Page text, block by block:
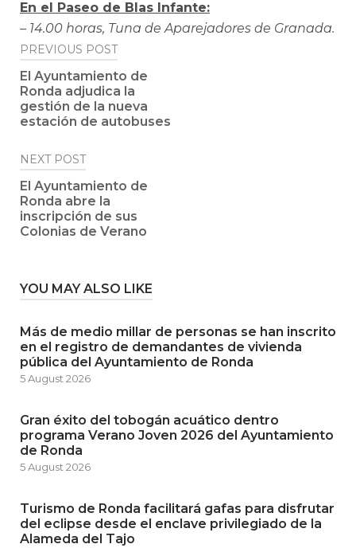
En el Paseo de Blas Infante:
– 14.00 horas, Tuna de Aparejadores de Granada.
Post
navigation
PREVIOUS POST
El Ayuntamiento de
Ronda adjudica la
gestión de la nueva
estación de autobuses
NEXT POST
El Ayuntamiento de
Ronda abre la
inscripción de sus
Colonias de Verano
YOU MAY ALSO LIKE
Más de medio millar de personas se han inscrito
en el registro de demandantes de vivienda
pública del Ayuntamiento de Ronda
5 August 2026
Gran éxito del tobogán acuático dentro
programa Verano Joven 2026 del Ayuntamiento
de Ronda
5 August 2026
Turismo de Ronda facilitará gafas para disfrutar
del eclipse desde el enclave privilegiado de la
Alameda del Tajo